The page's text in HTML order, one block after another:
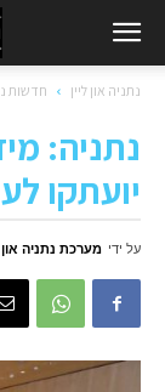
נתניה און ליין חדשות
נתניה:
יועתקו
על ידי מערכת נתניה און